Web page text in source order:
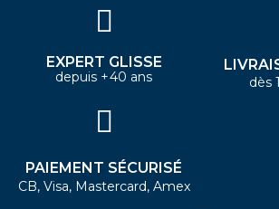
EXPERT GLISSE
depuis +40 ans dès
PAIEMENT SÉCURISÉ
CB, Visa, Mastercard, Amex